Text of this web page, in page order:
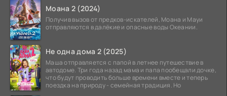
Моана 2 (2024)
Получив вызов от предков-искателей, Моана и Мауи
отправляются в далёкие и опасные воды Океании.
Не одна дома 2 (2025)
Маша отправляется с папой в летнее путешествие в
автодоме. Три года назад мама и папа пообещали дочке,
что будут проводить больше времени вместе и теперь
поездка на природу - семейная традиция. Но